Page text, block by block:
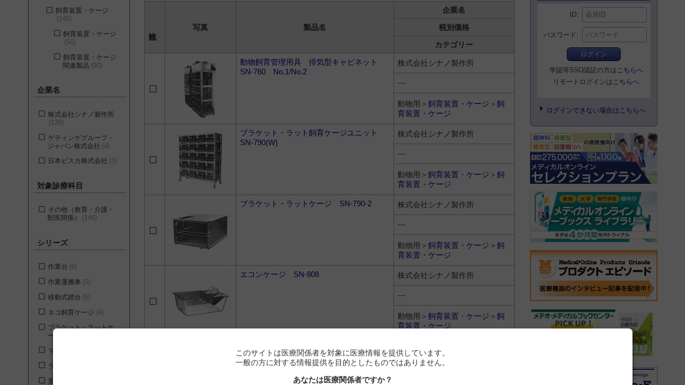
飼育装置・ケージ
146
飼育装置・ケージ
56
飼育装置・ケージ
関連製品 90
企業名
株式会社シナノ製作所
139
ゲティンゲグループ・
ジャパン株式会社 4
日本ビスカ株式会社 3
対象診療科目
その他（教育・介護・
獣医関係）
146
シリーズ
作業台 6
作業運搬車 5
移動式踏台 5
ネコ飼育ケージ 4
ブラケット・ラットケ
ージ
マウス飼育ケージ
ラット飼育ケージ
実験動物用代謝ケー
写真 製品名
企業名
税別価格
カテゴリー
動物飼育管理用具 排気型キャビネット
SN-760 No.1/No.2
株式会社シナノ製作所
---
動物用＞ 飼育装置・ケージ ＞ 飼
育装置・ケージ
ブラケット・ラット飼育ケージユニット
SN-790(W)
株式会社シナノ製作所
---
動物用＞ 飼育装置・ケージ ＞ 飼
育装置・ケージ
ブラケット・ラットケージ SN-790-2 株式会社シナノ製作所
---
動物用＞ 飼育装置・ケージ ＞ 飼
育装置・ケージ
エコンケージ SN-808 株式会社シナノ製作所
---
動物用＞ 飼育装置・ケージ ＞ 飼
育装置・ケージ
---
ID
パスワード
ログイン
学認等SSO認証の方は こちらへ
リモートログインは こちらへ
ログインできない場合はこちらへ
このサイトは医療関係者を対象に医療情報を提供しています。
一般の方に対する情報提供を目的としたものではありません。
あなたは医療関係者ですか？